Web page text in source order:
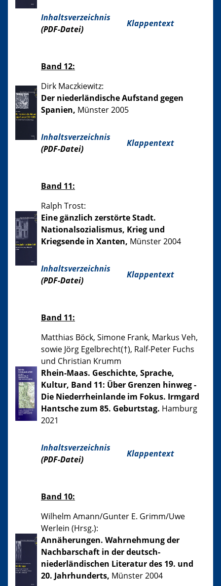
Inhaltsverzeichnis
(PDF-Datei)
Klappentext
Band 12:
Dirk Maczkiewitz:
Der niederländische Aufstand gegen
Spanien, Münster 2005
Inhaltsverzeichnis
(PDF-Datei)
Klappentext
Band 11:
Ralph Trost:
Eine gänzlich zerstörte Stadt.
Nationalsozialismus, Krieg und
Kriegsende in Xanten, Münster 2004
Inhaltsverzeichnis
(PDF-Datei)
Klappentext
Band 11:
Matthias Böck, Simone Frank, Markus Veh,
sowie Jörg Egelbrecht(†), Ralf-Peter Fuchs
und Christian Krumm
Rhein-Maas. Geschichte, Sprache,
Kultur, Band 11: Über Grenzen hinweg -
Die Niederrheinlande im Fokus. Irmgard
Hantsche zum 85. Geburtstag. Hamburg
2021
Inhaltsverzeichnis
(PDF-Datei)
Klappentext
Band 10:
Wilhelm Amann/Gunter E. Grimm/Uwe
Werlein (Hrsg.):
Annäherungen. Wahrnehmung der
Nachbarschaft in der deutsch-
niederländischen Literatur des 19. und
20. Jahrhunderts, Münster 2004